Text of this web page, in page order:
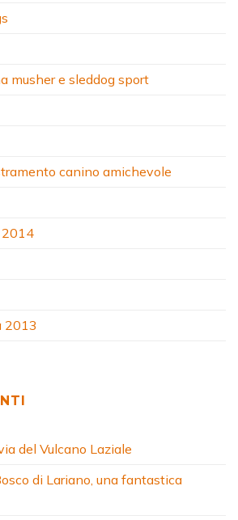
musher e sleddog sport
canino amichevole
2014
2013
del Vulcano Laziale
di Lariano, una fantastica